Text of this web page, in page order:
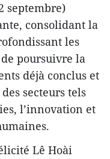
septembre)
consolidant la
les
poursuivre la
déjà conclus et
secteurs tels
l’innovation et
Lê Hoài